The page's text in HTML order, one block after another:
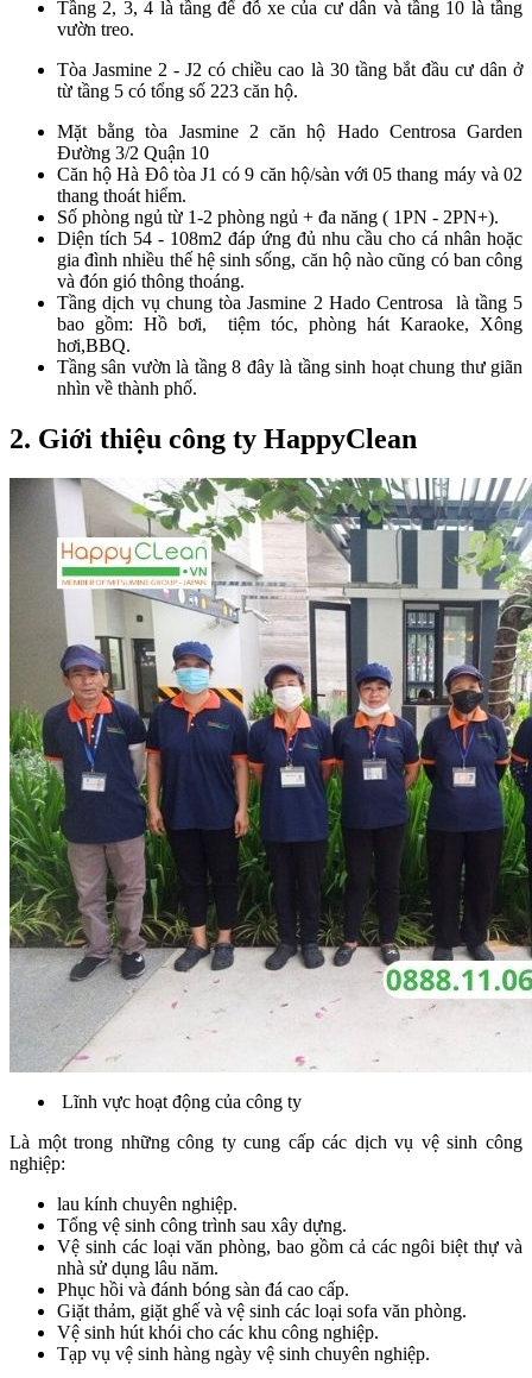
Tầng 2, 3, 4 là tầng để đỗ xe của cư dân và tầng 10 là tầng
vườn treo.
Tòa Jasmine 2 - J2 có chiều cao là 30 tầng bắt đầu cư dân ở
từ tầng 5 có tổng số 223 căn hộ.
Mặt bằng tòa Jasmine 2 căn hộ Hado Centrosa Garden
Đường 3/2 Quận 10
Căn hộ Hà Đô tòa J1 có 9 căn hộ/sàn với 05 thang máy và 02
thang thoát hiểm.
Số phòng ngủ từ 1-2 phòng ngủ + đa năng ( 1PN - 2PN+).
Diện tích 54 - 108m2 đáp ứng đủ nhu cầu cho cá nhân hoặc
gia đình nhiều thế hệ sinh sống, căn hộ nào cũng có ban công
và đón gió thông thoáng.
Tầng dịch vụ chung tòa Jasmine 2 Hado Centrosa là tầng 5
bao gồm: Hồ bơi, tiệm tóc, phòng hát Karaoke, Xông
hơi,BBQ.
Tầng sân vườn là tầng 8 đây là tầng sinh hoạt chung thư giãn
nhìn về thành phố.
2. Giới thiệu công ty HappyClean
Lĩnh vực hoạt động của công ty
Là một trong những công ty cung cấp các dịch vụ vệ sinh công
nghiệp:
lau kính chuyên nghiệp.
Tổng vệ sinh công trình sau xây dựng.
Vệ sinh các loại văn phòng, bao gồm cả các ngôi biệt thự và
nhà sử dụng lâu năm.
Phục hồi và đánh bóng sàn đá cao cấp.
Giặt thảm, giặt ghế và vệ sinh các loại sofa văn phòng.
Vệ sinh hút khói cho các khu công nghiệp.
Tạp vụ vệ sinh hàng ngày vệ sinh chuyên nghiệp.